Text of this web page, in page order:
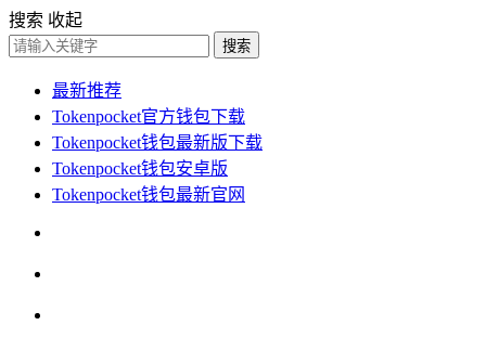
搜索 收起
搜索
最新推荐
Tokenpocket官方钱包下载
Tokenpocket钱包最新版下载
Tokenpocket钱包安卓版
Tokenpocket钱包最新官网